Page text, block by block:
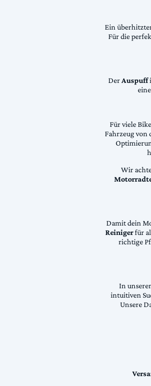
Ein
Für die
DerAuspuff
Für viele
Fahrzeug von
Wir
Damit dein
Reinigerfür
richtige
In
intuitiven
Unsere